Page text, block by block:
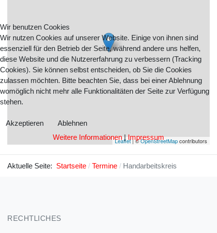
Leaflet| ©OpenStreetMapcontributors
Aktuelle Seite: Startseite Termine Handarbeitskreis
RECHTLICHES
Wir benutzen Cookies
Wir nutzen Cookies auf unserer Website. Einige von ihnen sind
essenziell für den Betrieb der Seite, während andere uns helfen,
diese Website und die Nutzererfahrung zu verbessern (Tracking
Cookies). Sie können selbst entscheiden, ob Sie die Cookies
zulassen möchten. Bitte beachten Sie, dass bei einer Ablehnung
womöglich nicht mehr alle Funktionalitäten der Seite zur Verfügung
stehen.
Akzeptieren
Ablehnen
Weitere Informationen|Impressum